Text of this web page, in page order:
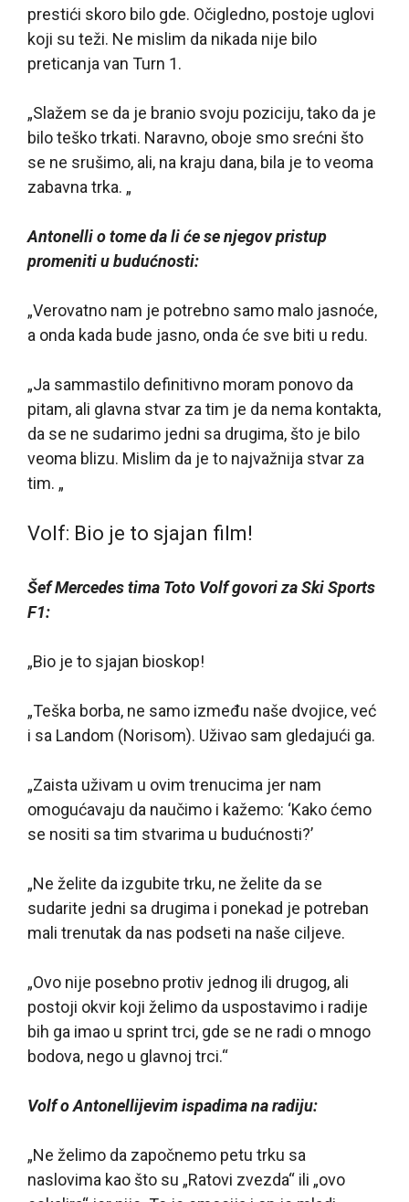
prestići skoro bilo gde. Očigledno, postoje uglovi
koji su teži. Ne mislim da nikada nije bilo
preticanja van Turn 1.
„Slažem se da je branio svoju poziciju, tako da je
bilo teško trkati. Naravno, oboje smo srećni što
se ne srušimo, ali, na kraju dana, bila je to veoma
zabavna trka. „
Antonelli o tome da li će se njegov pristup
promeniti u budućnosti:
„Verovatno nam je potrebno samo malo jasnoće,
a onda kada bude jasno, onda će sve biti u redu.
„Ja sammastilo definitivno moram ponovo da
pitam, ali glavna stvar za tim je da nema kontakta,
da se ne sudarimo jedni sa drugima, što je bilo
veoma blizu. Mislim da je to najvažnija stvar za
tim. „
Volf: Bio je to sjajan film!
Šef Mercedes tima Toto Volf govori za Ski Sports
F1:
„Bio je to sjajan bioskop!
„Teška borba, ne samo između naše dvojice, već
i sa Landom (Norisom). Uživao sam gledajući ga.
„Zaista uživam u ovim trenucima jer nam
omogućavaju da naučimo i kažemo: ‘Kako ćemo
se nositi sa tim stvarima u budućnosti?’
„Ne želite da izgubite trku, ne želite da se
sudarite jedni sa drugima i ponekad je potreban
mali trenutak da nas podseti na naše ciljeve.
„Ovo nije posebno protiv jednog ili drugog, ali
postoji okvir koji želimo da uspostavimo i radije
bih ga imao u sprint trci, gde se ne radi o mnogo
bodova, nego u glavnoj trci.“
Volf o Antonellijevim ispadima na radiju:
„Ne želimo da započnemo petu trku sa
naslovima kao što su „Ratovi zvezda“ ili „ovo